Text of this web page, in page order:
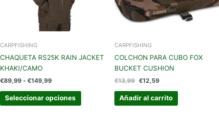
CARPFISHING
CHAQUETA RS25K RAIN JACKET
KHAKI/CAMO
€89,99 - €149,99
Seleccionar opciones
la
CARPFISHING
COLCHON PARA CUBO FOX
BUCKET CUSHION
€13,99 €12,59
Añadir al carrito